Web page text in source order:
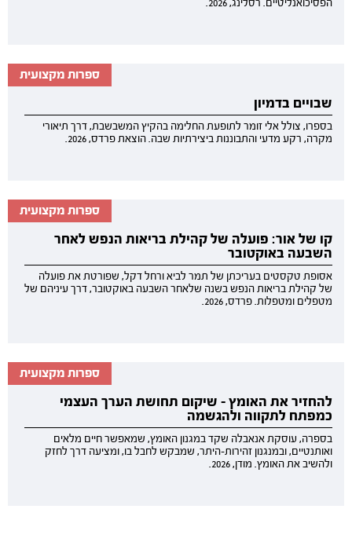
הפסיכואנליטיים. רסלינג, 2026.
ספרות מקצועית
שבויים בדמיון
בספרו, צולל אלי זומר לתופעת החלימה בהקיץ המשבשבת, דרך תיאורי
מקרה, רקע מדעי והתבוננות ביצירתיות שבה. הוצאת פרדס, 2026.
ספרות מקצועית
קו של אור: פועלה של קהילת בריאות הנפש לאחר
השבעה באוקטובר
אסופת טקסטים בעריכתן של תמר לביא ורחל דקל, שפורטת את פועלה
של קהילת בריאות הנפש בשנה שלאחר השבעה באוקטובר, דרך עיניהם של
מטפלים ומטפלות. פרדס, 2026.
ספרות מקצועית
להחזיר את האומץ - שיקום תחושת הערך העצמי
כמפתח לתקווה ולהגשמה
בספרה, עוסקת אנאבלה שקד במגנון האומץ, שמאפשר חיים מלאים
ואותנטיים, ובמנגנון זהירות-היתר, שמבקש לחבל בו, ומציעה דרך לחזק
ולהשיב את האומץ. מודן, 2026.